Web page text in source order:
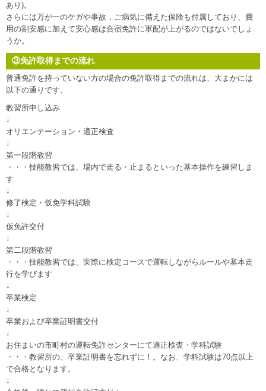
あり)。
さらには万が一のケガや事故，ご病気に備えた保険も付属しており、費
用の割安感に加えて安心感は合宿免許に軍配が上がるのではないでしょ
うか。
③免許取得までの流れ
普通免許を持っていない方の場合の免許取得までの流れは、大まかには
以下の通りです。
教習所申し込み
↓
オリエンテーション・適正検査
↓
第一段階教習
・・・技能教習では、場内で走る・止まるといった基本操作を練習しま
す
↓
修了検定・仮免学科試験
↓
仮免許交付
↓
第二段階教習
・・・技能教習では、実際に検定コースで運転しながらルールや基本走
行を学びます
↓
卒業検定
↓
卒業および卒業証明書交付
↓
お住まいの市町村の運転免許センターにて適正検査・学科試験
・・・教習所の、卒業証明書を忘れずに！。なお、学科試験は70点以上
で合格となります。
↓